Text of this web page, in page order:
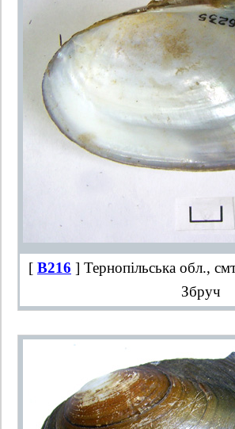
[ B216 ] Тернопільська обл.,
Збруч